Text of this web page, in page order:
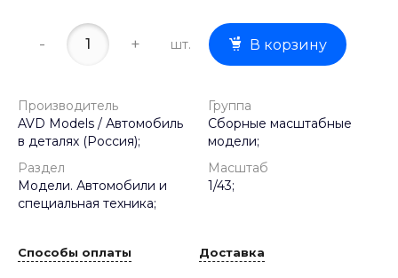
- + шт. В корзину
Производитель
AVD Models / Автомобиль
в деталях (Россия);
Группа
Сборные масштабные
модели;
Раздел
Модели. Автомобили и
специальная техника;
Масштаб
1/43;
Способы оплаты Доставка